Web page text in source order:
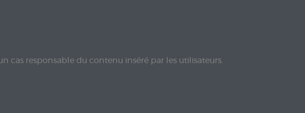
cas responsable du contenu inséré par les utilisateurs.